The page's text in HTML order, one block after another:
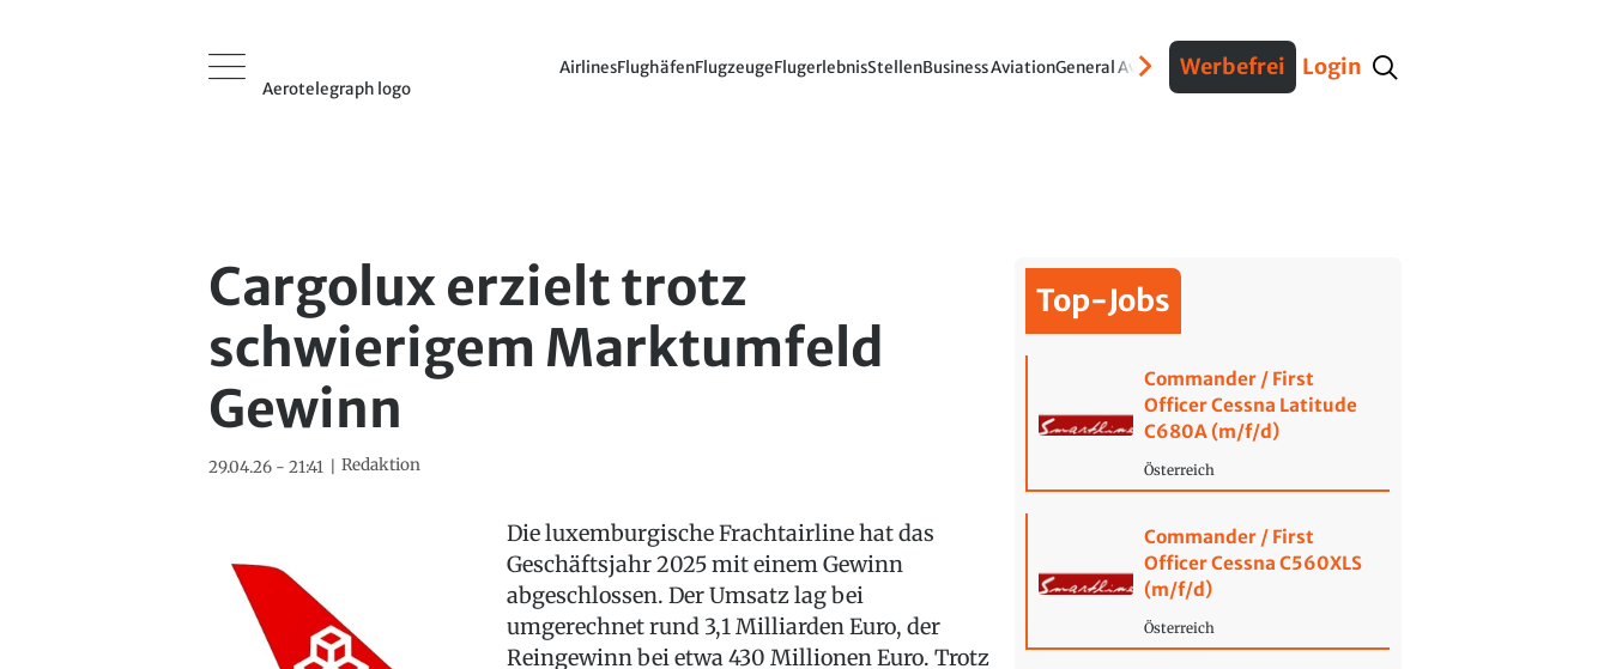
Aerotelegraph logo
AirlinesFlughäfenFlugzeugeFlugerlebnisStellenBusiness AviationGeneral AviationVerteidigungInterviews Fracht
Werbefrei Login
Cargolux erzielt trotz
schwierigem Marktumfeld
Gewinn
29.04.26 - 21:41 Redaktion
Die luxemburgische Frachtairline hat das
Geschäftsjahr 2025 mit einem Gewinn
abgeschlossen. Der Umsatz lag bei
umgerechnet rund 3,1 Milliarden Euro, der
Reingewinn bei etwa 430 Millionen Euro. Trotz
Top-Jobs
Commander / First
Officer Cessna Latitude
C680A (m/f/d)
Österreich
Commander / First
Officer Cessna C560XLS
(m/f/d)
Österreich